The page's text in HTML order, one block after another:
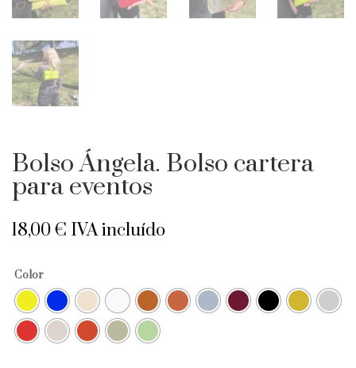
Bolso Ángela. Bolso cartera
para eventos
18,00€ IVA incluído
Color